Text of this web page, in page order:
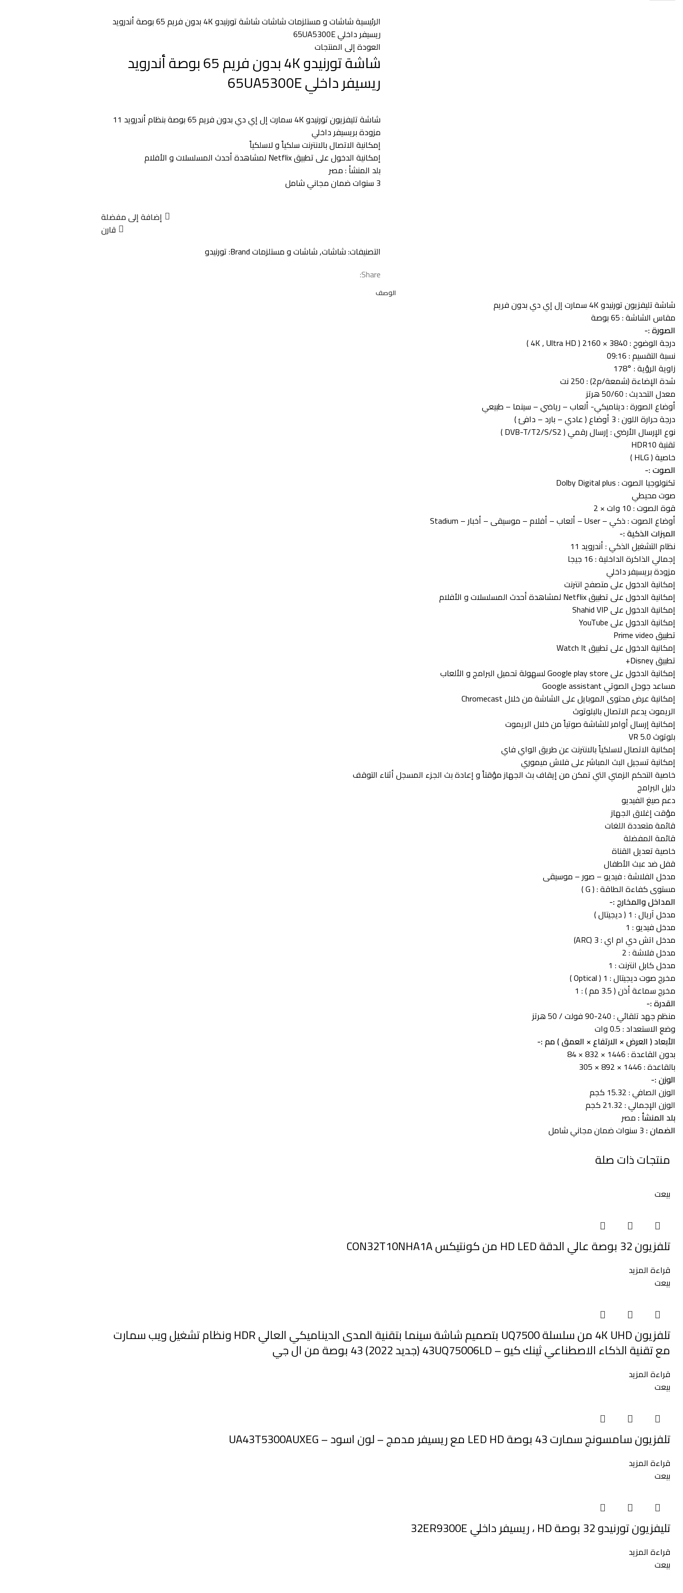
الرئيسيةشاشات و مستلزماتشاشات
شاشة تورنيدو 4K بدون فريم 65 بوصة أندرويد
ريسيفر داخلي 65UA5300E
العودة إلى المنتجات
شاشة تورنيدو 4K بدون فريم 65 بوصة أندرويد
ريسيفر داخلي 65UA5300E
شاشة تليفزيون تورنيدو 4K سمارت إل إي دي بدون فريم 65 بوصة بنظام أندرويد 11
مزودة بريسيفر داخلي
إمكانية الاتصال بالانترنت سلكياً و لاسلكياً
إمكانية الدخول على تطبيق Netflix لمشاهدة أحدث المسلسلات و الأفلام
بلد المنشأ : مصر
3 سنوات ضمان مجاني شامل
إضافة إلى مفضلة
قارن
التصنيفات:شاشات,شاشات و مستلزماتBrand: تورنيدو
Share:
الوصف
شاشة تليفزيون تورنيدو 4K سمارت إل إي دي بدون فريم
مقاس الشاشة : 65 بوصة
الصورة :-
درجة الوضوح : 3840 × 2160 ( 4K , Ultra HD )
نسبة التقسيم : 09:16
زاوية الرؤية : °178
شدة الإضاءة (شمعة/م2) : 250 نت
معدل التحديث : 50/60 هرتز
أوضاع الصورة : ديناميكي- ألعاب – رياضي – سينما – طبيعي
درجة حرارة اللون : 3 أوضاع ( عادي – بارد – دافئ )
نوع الإرسال الأرضي :إرسال رقمي( DVB-T/T2/S/S2 )
تقنية HDR10
خاصية ( HLG )
الصوت :-
تكنولوجيا الصوت : Dolby Digital plus
صوت محيطي
قوة الصوت : 10 وات × 2
أوضاع الصوت : ذكي – User – ألعاب – أفلام – موسيقى – أخبار – Stadium
الميزات الذكية :-
نظام التشغيل الذكي : أندرويد 11
إجمالي الذاكرة الداخلية : 16 جيجا
مزودة بريسيفر داخلي
إمكانية الدخول على متصفح انترنت
إمكانية الدخول على تطبيق Netflix لمشاهدة أحدث المسلسلات و الأفلام
إمكانية الدخول على Shahid VIP
إمكانية الدخول على YouTube
تطبيق Prime video
إمكانية الدخول على تطبيق Watch It
تطبيق Disney+
إمكانية الدخول على Google play store لسهولة تحميل البرامج و الألعاب
مساعد جوجل الصوتي Google assistant
إمكانية عرض محتوى الموبايل على الشاشة من خلال Chromecast
الريموت يدعم الاتصال بالبلوتوث
إمكانية إرسال أوامر للشاشة صوتياً من خلال الريموت
بلوتوث VR 5.0
إمكانية الاتصال لاسلكياً بالانترنت عن طريق الواي فاي
إمكانية تسجيل البث المباشر على فلاش ميموري
خاصية التحكم الزمني التي تمكن من إيقاف بث الجهاز مؤقتاً و إعادة بث الجزء المسجل أثناء التوقف
دليل البرامج
دعم صيغ الفيديو
مؤقت إغلاق الجهاز
قائمة متعددة اللغات
قائمة المفضلة
خاصية تعديل القناة
قفل ضد عبث الأطفال
مدخل الفلاشة : فيديو – صور – موسيقى
مستوى كفاءة الطاقة : ( G )
المداخل والمخارج :-
مدخل آريال : 1 ( ديجيتال )
مدخل فيديو : 1
مدخل اتش دي ام اي : 3 (ARC)
مدخل فلاشة : 2
مدخل كابل انترنت : 1
مخرج صوت ديجيتال : 1 ( Optical )
مخرج سماعة أذن ( 3.5 مم ) : 1
القدرة :-
منظم جهد تلقائي : 240-90 فولت / 50 هرتز
وضع الاستعداد : 0.5 وات
الأبعاد ( العرض × الارتفاع × العمق ) مم :-
بدون القاعدة : 1446 × 832 × 84
بالقاعدة : 1446 × 892 × 305
الوزن :-
الوزن الصافي : 15.32 كجم
الوزن الإجمالي : 21.32 كجم
بلد المنشأ : مصر
الضمان :
منتجات ذات صلة
بيعت
تلفزيون 32 بوصة عالي الدقة HD LED من كونتيكس CON32T10NHA1A
قراءة المزيد
بيعت
تلفزيون 4K UHD من سلسلة UQ7500 بتصميم شاشة سينما بتقنية المدى الديناميكي العالي HDR ونظام تشغيل ويب سمارت
مع تقنية الذكاء الاصطناعي ثينك كيو – 43UQ75006LD (جديد 2022) 43 بوصة من ال جي
قراءة المزيد
بيعت
تلفزيون سامسونج سمارت 43 بوصة LED HD مع ريسيفر مدمج – لون اسود – UA43T5300AUXEG
قراءة المزيد
بيعت
تليفزيون تورنيدو 32 بوصة HD ، ريسيفر داخلي 32ER9300E
قراءة المزيد
بيعت